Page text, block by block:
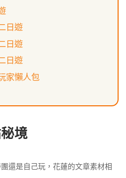
日遊
日遊
日遊
家懶人包
境
還是自己玩，花蓮的文章素材相